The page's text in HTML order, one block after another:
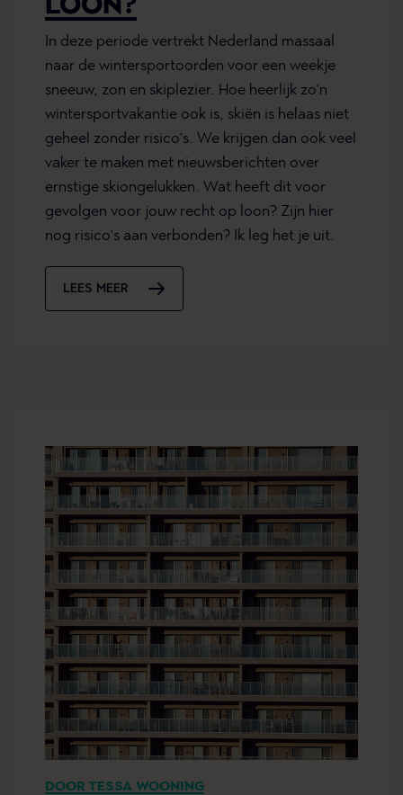
LOON?
In deze periode vertrekt Nederland massaal
naar de wintersportoorden voor een weekje
sneeuw, zon en skiplezier. Hoe heerlijk zo’n
wintersportvakantie ook is, skiën is helaas niet
geheel zonder risico’s. We krijgen dan ook veel
vaker te maken met nieuwsberichten over
ernstige skiongelukken. Wat heeft dit voor
gevolgen voor jouw recht op loon? Zijn hier
nog risico’s aan verbonden? Ik leg het je uit.
LEES MEER
DOOR TESSA WOONING